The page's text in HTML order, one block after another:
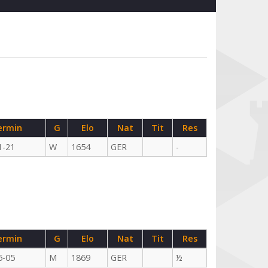
G Elo Nat Tit
Res
21
W 1654 GER -
G Elo Nat Tit
Res
05
M 1869 GER ½